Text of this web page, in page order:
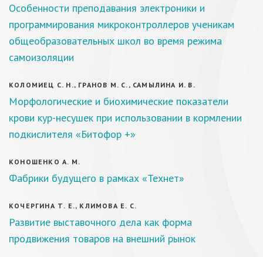
Особенности преподавания электроники и
программирования микроконтроллеров ученикам
общеобразовательных школ во время режима
самоизоляции
КОЛОМИЕЦ С. Н., ГРАНОВ М. С., САМЫЛИНА И. В.
Морфологические и биохимические показатели
крови кур-несушек при использовании в кормлении
подкислителя «Битофор +»
КОНОШЕНКО А. М.
Фабрики будущего в рамках «Технет»
КОЧЕРГИНА Т. Е., КЛИМОВА Е. С.
Развитие выставочного дела как форма
продвижения товаров на внешний рынок